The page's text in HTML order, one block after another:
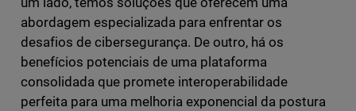
abordagem especializada para enfrentar os
desafios de cibersegurança. De outro, há os
benefícios potenciais de uma plataforma
consolidada que promete interoperabilidade
perfeita para uma melhoria exponencial da postura